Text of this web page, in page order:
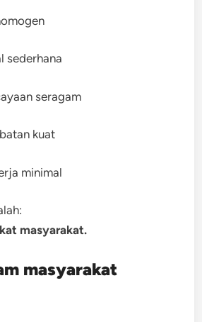
sederhana
seragam
kuat
minimal
masyarakat.
masyarakat